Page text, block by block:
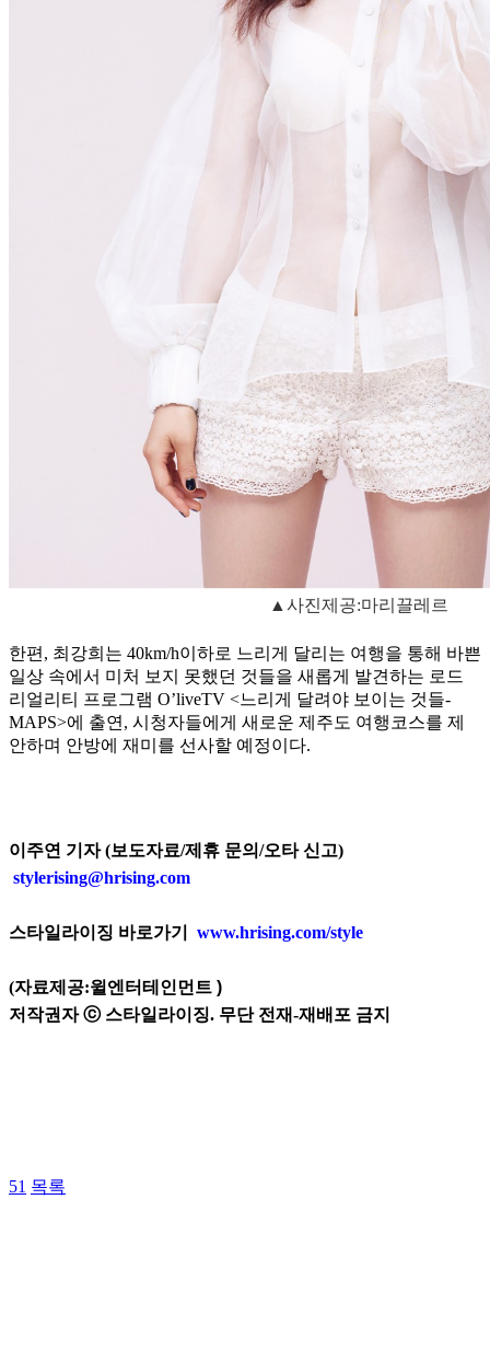
▲사진제공:마리끌레르
한편, 최강희는 40km/h이하로 느리게 달리는 여행을 통해 바쁜
일상 속에서 미처 보지 못했던 것들을 새롭게 발견하는 로드
리얼리티 프로그램 O’liveTV <느리게 달려야 보이는 것들-
MAPS>에 출연, 시청자들에게 새로운 제주도 여행코스를 제
안하며 안방에 재미를 선사할 예정이다.
이주연 기자 (보도자료/제휴 문의/오타 신고)
stylerising@hrising.com
스타일라이징 바로가기 www.hrising.com/style
(자료제공:윌엔터테인먼트 )
저작권자 ⓒ 스타일라이징. 무단 전재-재배포 금지
51 목록